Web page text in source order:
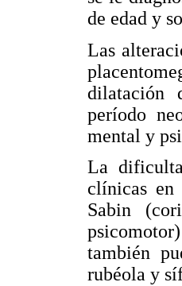
de edad y
Las
dilatación
período
mental y
La
clínicas
Sabin
también
rubéola y